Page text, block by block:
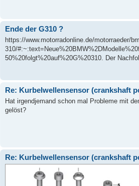
Ende der G310 ?
https://www.motorradonline.de/motorraeder/
310/
50%20folgt%20auf%20G%20310. Der
Re: Kurbelwellensensor (crankshaft
Hat irgendjemand schon mal Probleme mit
gelöst?
Re: Kurbelwellensensor (crankshaft